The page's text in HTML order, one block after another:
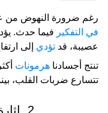
رغم ضرورة النهوض من
في التفكير فيما حدث.
عصيبة، قد تؤدي إلى
تنتج أجسادنا هرمونات
تتسارع ضربات القلب،
2. إثارة الذكريات السيئة